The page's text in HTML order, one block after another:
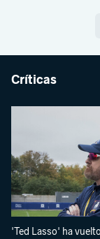
Críticas
'Ted Lasso' ha